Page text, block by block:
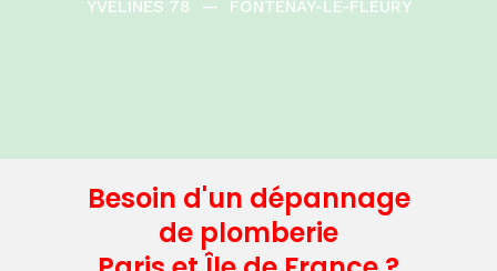
YVELINES 78
— FONTENAY-LE-FLEURY
Besoin d'un dépannage
de plomberie